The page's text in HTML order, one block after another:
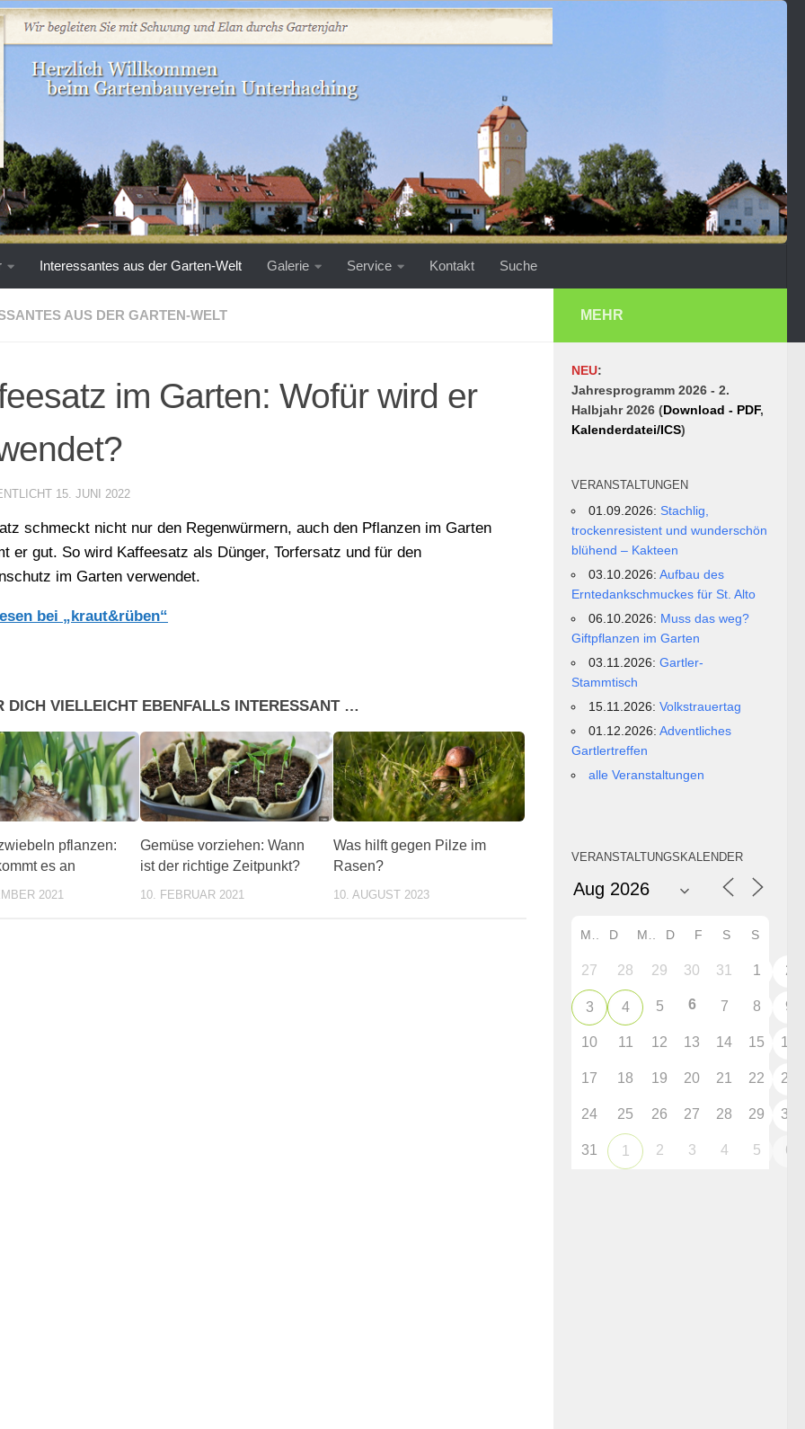
Interessantes aus der Garten-Welt Galerie Service Kontakt Suche
AUS DER GARTEN-WELT
im Garten: Wofür wird er
15. JUNI 2022
schmeckt nicht nur den Regenwürmern, auch den Pflanzen im Garten
er gut. So wird Kaffeesatz als Dünger, Torfersatz und für den
im Garten verwendet.
bei „kraut&rüben“
DICH VIELLEICHT EBENFALLS INTERESSANT …
pflanzen:
es an
2021
Gemüse vorziehen: Wann
ist der richtige Zeitpunkt?
10. FEBRUAR 2021
Was hilft gegen Pilze im
Rasen?
10. AUGUST 2023
MEHR
NEU:
Jahresprogramm 2026 - 2.
Halbjahr 2026 (Download - PDF,
Kalenderdatei/ICS)
VERANSTALTUNGEN
01.09.2026: Stachlig,
trockenresistent und wunderschön
blühend – Kakteen
03.10.2026:Aufbau des
Erntedankschmuckes für St. Alto
06.10.2026: Muss das weg?
Giftpflanzen im Garten
03.11.2026:Gartler-
Stammtisch
15.11.2026:Volkstrauertag
01.12.2026:Adventliches
Gartlertreffen
alle Veranstaltungen
VERANSTALTUNGSKALENDER
D D F S S
27 28 29 30 31 1 2
3 4 5 6 7 8 9
10 11 12 13 14 15 16
17 18 19 20 21 22 23
24 25 26 27 28 29 30
31 1 2 3 4 5 6